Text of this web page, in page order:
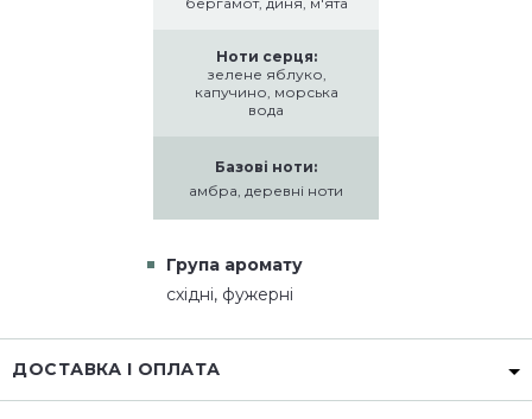
Ноти серця:
зелене яблуко,
капучино, морська
вода
Базові ноти:
амбра, деревні ноти
Група аромату
східні, фужерні
ДОСТАВКА І ОПЛАТА